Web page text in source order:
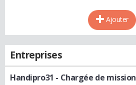
Ajouter
Entreprises
Handipro31 - Chargée de mission